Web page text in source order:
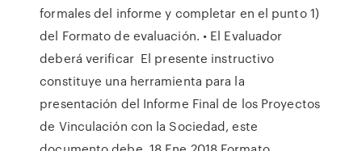
formales del informe y completar en el punto 1)
del Formato de evaluación. • El Evaluador
deberá verificar El presente instructivo
constituye una herramienta para la
presentación del Informe Final de los Proyectos
de Vinculación con la Sociedad, este